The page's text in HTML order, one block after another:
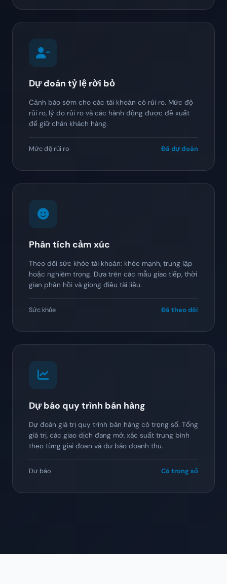
Dự đoán tỷ lệ rời bỏ
Cảnh báo sớm cho các tài khoản có rủi ro. Mức độ
rủi ro, lý do rủi ro và các hành động được đề xuất
để giữ chân khách hàng.
Mức độ rủi ro Đã dự đoán
Phân tích cảm xúc
Theo dõi sức khỏe tài khoản: khỏe mạnh, trung lập
hoặc nghiêm trọng. Dựa trên các mẫu giao tiếp, thời
gian phản hồi và giọng điệu tài liệu.
Sức khỏe Đã theo dõi
Dự báo quy trình bán hàng
Dự đoán giá trị quy trình bán hàng có trọng số. Tổng
giá trị, các giao dịch đang mở, xác suất trung bình
theo từng giai đoạn và dự báo doanh thu.
Dự báo Có trọng số